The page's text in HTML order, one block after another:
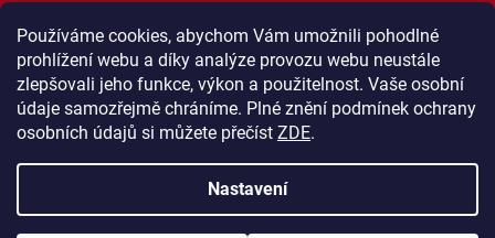
Používáme cookies, abychom Vám umožnili pohodlné
prohlížení webu a díky analýze provozu webu neustále
zlepšovali jeho funkce, výkon a použitelnost. Vaše osobní
údaje samozřejmě chráníme. Plné znění podmínek ochrany
osobních údajů si můžete přečíst ZDE.
Nastavení
MOST ProTibet Vše o nákupu
Obchodní podmínky
Zásady ochrany osobních údajů
Kontakt
Vytvořil Shoptet